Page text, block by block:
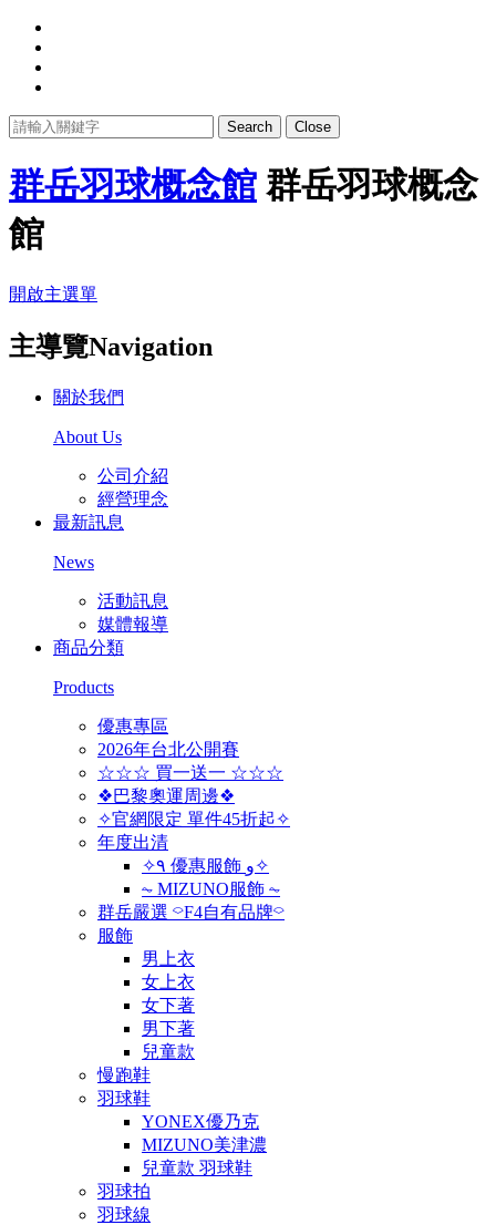
Search Close
群岳羽球概念館 群岳羽球概念
館
開啟主選單
主導覽Navigation
關於我們
About Us
公司介紹
經營理念
最新訊息
News
活動訊息
媒體報導
商品分類
Products
優惠專區
2026年台北公開賽
☆☆☆ 買一送一 ☆☆☆
❖巴黎奧運周邊❖
✧官網限定 單件45折起✧
年度出清
✧٩ 優惠服飾 و✧
⏦ MIZUNO服飾 ⏦
群岳嚴選 ⌔F4自有品牌⌔
服飾
男上衣
女上衣
女下著
男下著
兒童款
慢跑鞋
羽球鞋
YONEX優乃克
MIZUNO美津濃
兒童款 羽球鞋
羽球拍
羽球線